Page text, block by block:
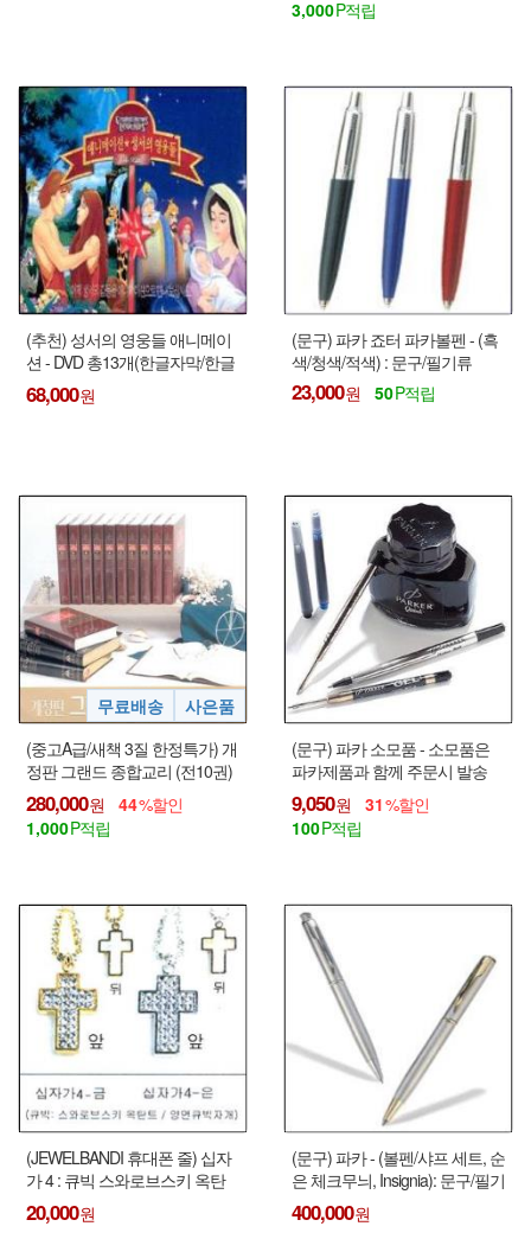
3,000
(추천) 성서의 영웅들 애니메이
션 - DVD 총13개(한글자막/한글
더빙판)
68,000
(문구) 파카 죠터 파카볼펜 - (흑
색/청색/적색) : 문구/필기류
23,000 50
(중고A급/새책 3질 한정특가) 개
정판 그랜드 종합교리 (전10권)
+ 사은품
280,000
44
1,000
(문구) 파카 소모품 - 소모품은
파카제품과 함께 주문시 발송
가능함 !!!
9,050
31
100
(JEWELBANDI 휴대폰 줄) 십자
가 4 : 큐빅 스와로브스키 옥탄
트/ 양면큐빅 고급자개제품 !!! -
2개(금, 은) 1세트
20,000
(문구) 파카 - (볼펜/샤프 세트, 순
은 체크무늬, Insignia): 문구/필기
류
400,000